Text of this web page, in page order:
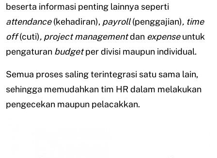
beserta informasi penting lainnya seperti
attendance(kehadiran), payroll(penggajian), time
off(cuti), project managementdan expenseuntuk
pengaturan budgetper divisi maupun individual.
Semua proses saling terintegrasi satu sama lain,
sehingga memudahkan tim HR dalam melakukan
pengecekan maupun pelacakkan.